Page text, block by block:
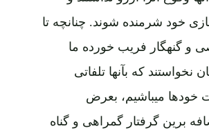
خود شرمنده شوند. چنانچه تا
و گنهگار فریب خورده ما
که بآنها تلفاتی
خودها میباشیم، بعرض
برین گرفتار گمراهی و گناه